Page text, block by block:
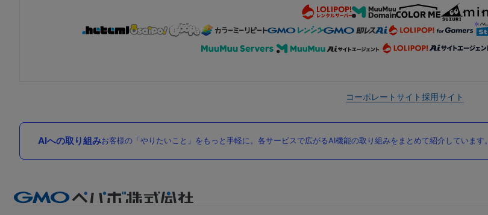
コーポレートサイト採用サイト
AIへの取り組みお客様の「やりたいこと」をもっと手軽に。各サービスで広がるAI機能の取り組みをまとめて紹介しています。